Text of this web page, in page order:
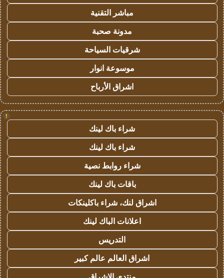
مباشر التقنية
مدونة صحبة
شرقيات السياحة
موسوعة انوار
اشراق الأرباح
!
شراء باك لينك
شراء باك لينك
شراء روابط نصية
باقات باك لينك
اشراق لنك، شراء باكلينكات
اعلانات الباك لينك
التدريس
اشراق العالم عالم كبير